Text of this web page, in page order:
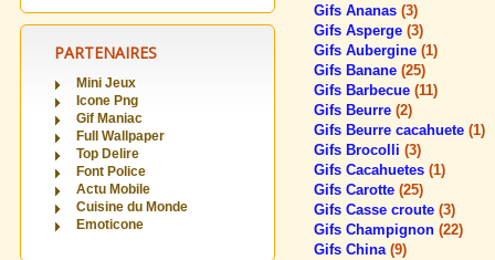
PARTENAIRES
Mini Jeux
Icone Png
Gif Maniac
Full Wallpaper
Top Delire
Font Police
Actu Mobile
Cuisine du Monde
Emoticone
Gifs Ananas (3)
Gifs Asperge (3)
Gifs Aubergine (1)
Gifs Banane (25)
Gifs Barbecue (11)
Gifs Beurre (2)
Gifs Beurre cacahuete (1)
Gifs Brocolli (3)
Gifs Cacahuetes (1)
Gifs Carotte (25)
Gifs Casse croute (3)
Gifs Champignon (22)
Gifs China (9)